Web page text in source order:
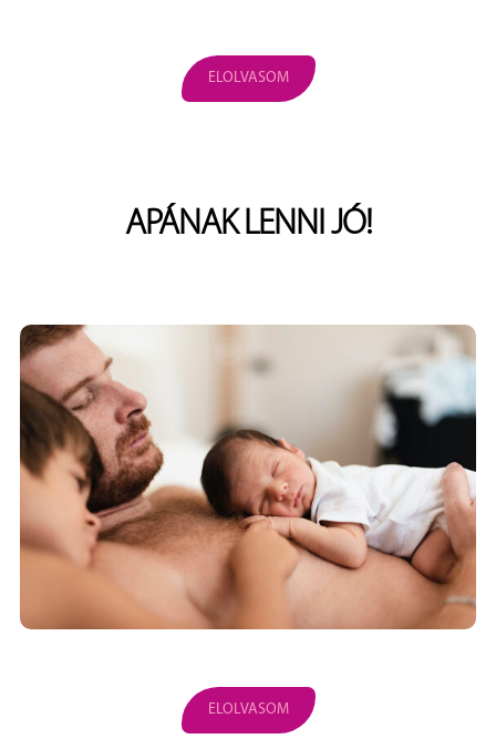
ELOLVASOM
APÁNAK LENNI JÓ!
ELOLVASOM